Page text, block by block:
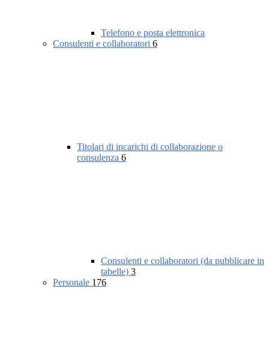
Telefono e posta elettronica
Consulenti e collaboratori 6
Titolari di incarichi di collaborazione o
consulenza 6
Consulenti e collaboratori (da pubblicare in
tabelle) 3
Personale 176